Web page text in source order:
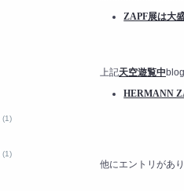
ZAPF展は大
上記天空遊覧中
HERMANN
他にエントリがあ
(1)
(1)